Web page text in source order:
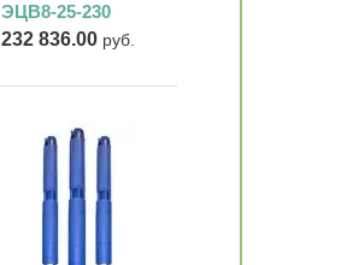
ЭЦВ8-25-230
232 836.00 руб.